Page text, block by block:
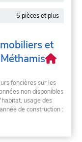
5 pièces et plus
et
foncières sur les
non disponibles
usage des
de construction :